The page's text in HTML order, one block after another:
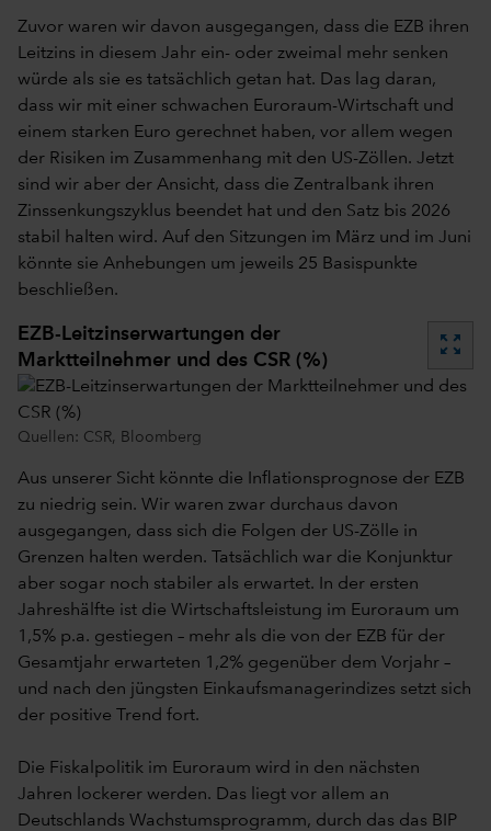
Zuvor waren wir davon ausgegangen, dass die EZB ihren
Leitzins in diesem Jahr ein- oder zweimal mehr senken
würde als sie es tatsächlich getan hat. Das lag daran,
dass wir mit einer schwachen Euroraum-Wirtschaft und
einem starken Euro gerechnet haben, vor allem wegen
der Risiken im Zusammenhang mit den US-Zöllen. Jetzt
sind wir aber der Ansicht, dass die Zentralbank ihren
Zinssenkungszyklus beendet hat und den Satz bis 2026
stabil halten wird. Auf den Sitzungen im März und im Juni
könnte sie Anhebungen um jeweils 25 Basispunkte
beschließen.
EZB-Leitzinserwartungen der
Marktteilnehmer und des CSR (%)
zoom_out_map
Quellen: CSR, Bloomberg
Aus unserer Sicht könnte die Inflationsprognose der EZB
zu niedrig sein. Wir waren zwar durchaus davon
ausgegangen, dass sich die Folgen der US-Zölle in
Grenzen halten werden. Tatsächlich war die Konjunktur
aber sogar noch stabiler als erwartet. In der ersten
Jahreshälfte ist die Wirtschaftsleistung im Euroraum um
1,5% p.a. gestiegen – mehr als die von der EZB für der
Gesamtjahr erwarteten 1,2% gegenüber dem Vorjahr –
und nach den jüngsten Einkaufsmanagerindizes setzt sich
der positive Trend fort.
Die Fiskalpolitik im Euroraum wird in den nächsten
Jahren lockerer werden. Das liegt vor allem an
Deutschlands Wachstumsprogramm, durch das das BIP